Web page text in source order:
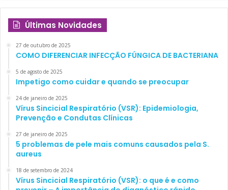
Últimas Novidades
27 de outubro de 2025
COMO DIFERENCIAR INFECÇÃO FÚNGICA DE BACTERIANA
5 de agosto de 2025
Impetigo como cuidar e quando se preocupar
24 de janeiro de 2025
Vírus Sincicial Respiratório (VSR): Epidemiologia,
Prevenção e Condutas Clínicas
27 de janeiro de 2025
5 problemas de pele mais comuns causados pela S.
aureus
18 de setembro de 2024
Vírus Sincicial Respiratório (VSR): o que é e como